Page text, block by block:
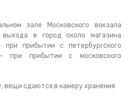
зале Московского вокзала
в город около магазина
прибытии с петербургского
– при прибытии с московского
вещи сдаются в камеру хранения